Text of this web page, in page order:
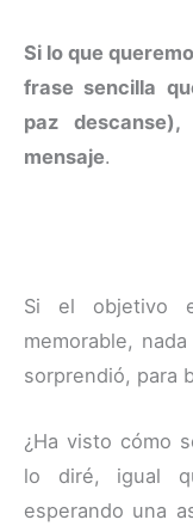
Si lo que
frase sencilla
paz
mensaje.
Si el objetivo
memorable,
sorprendió, para
¿Ha visto cómo
lo diré, igual
esperando una